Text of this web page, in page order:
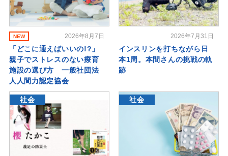
NEW 2026年8月7日
「どこに通えばいいの!?」
親子でストレスのない療育
施設の選び方 一般社団法
人人間力認定協会
2026年7月31日
インスリンを打ちながら日
本1周。本間さんの挑戦の軌
跡
社会 社会